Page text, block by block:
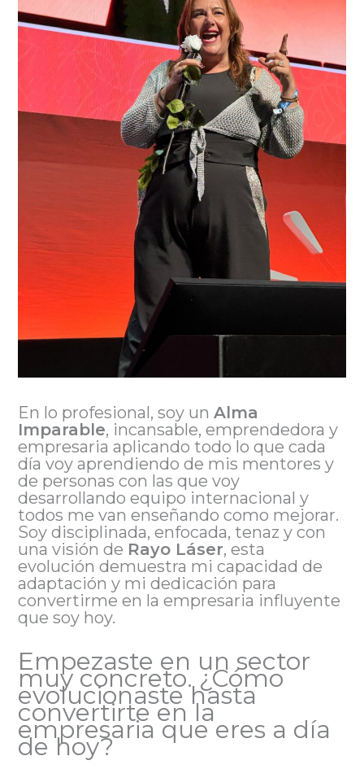
En lo profesional, soy unAlma
Imparable, incansable, emprendedora y
empresaria aplicando todo lo que cada
día voy aprendiendo de mis mentores y
de personas con las que voy
desarrollando equipo internacional y
todos me van enseñando como mejorar.
Soy disciplinada, enfocada, tenaz y con
una visión de Rayo Láser, esta
evolución demuestra mi capacidad de
adaptación y mi dedicación para
convertirme en la empresaria influyente
que soy hoy.
Empezaste en un sector
muy concreto. ¿Cómo
evolucionaste hasta
convertirte en la
empresaria que eres a día
de hoy?